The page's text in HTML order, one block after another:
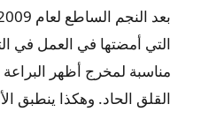
التي أمضتها في العمل في
مناسبة لمخرج أظهر